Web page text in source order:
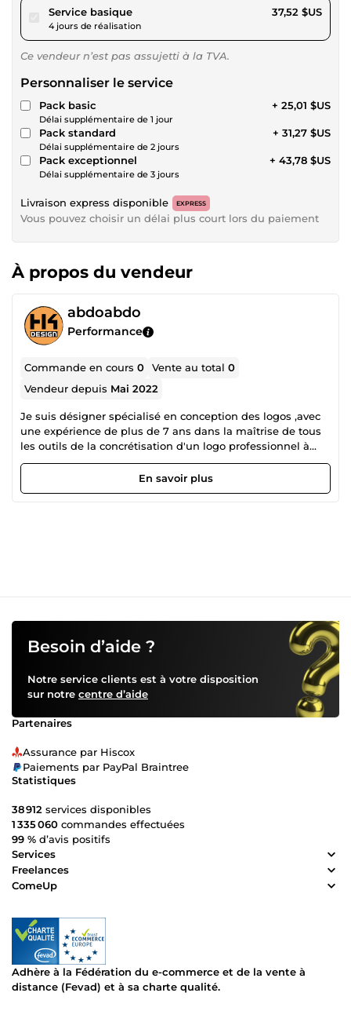
Service basiquepour 34,58 $US
4 jours de réalisation
37,52 $US
Ce vendeur n’est pas assujetti à la TVA.
Personnaliser le service
Pack basic
Délai supplémentaire de 1 jour
+ 25,01 $US
Pack standard
Délai supplémentaire de 2 jours
+ 31,27 $US
Pack exceptionnel
Délai supplémentaire de 3 jours
+ 43,78 $US
Livraison express disponible EXPRESS
Vous pouvez choisir un délai plus court lors du paiement
À propos du vendeur
abdoabdo
Performance
Commande en cours0 Vente au total0
Vendeur depuis Mai 2022
Je suis désigner spécialisé en conception des logos ,avec
une expérience de plus de 7 ans dans la maîtrise de tous
les outils de la concrétisation d'un logo professionnel à
savoir Ilustrator,Photoshop,Indesign .
En savoir plus
Besoin d’aide ?
Notre service clients est à votre disposition
sur notre centre d’aide
Partenaires
Assurance par Hiscox
Paiements par PayPal Braintree
Statistiques
38 912 services disponibles
1 335 060 commandes effectuées
99 % d’avis positifs
Services
Freelances
ComeUp
Adhère à la Fédération du e-commerce et de la vente à
distance (Fevad) et à sa charte qualité.